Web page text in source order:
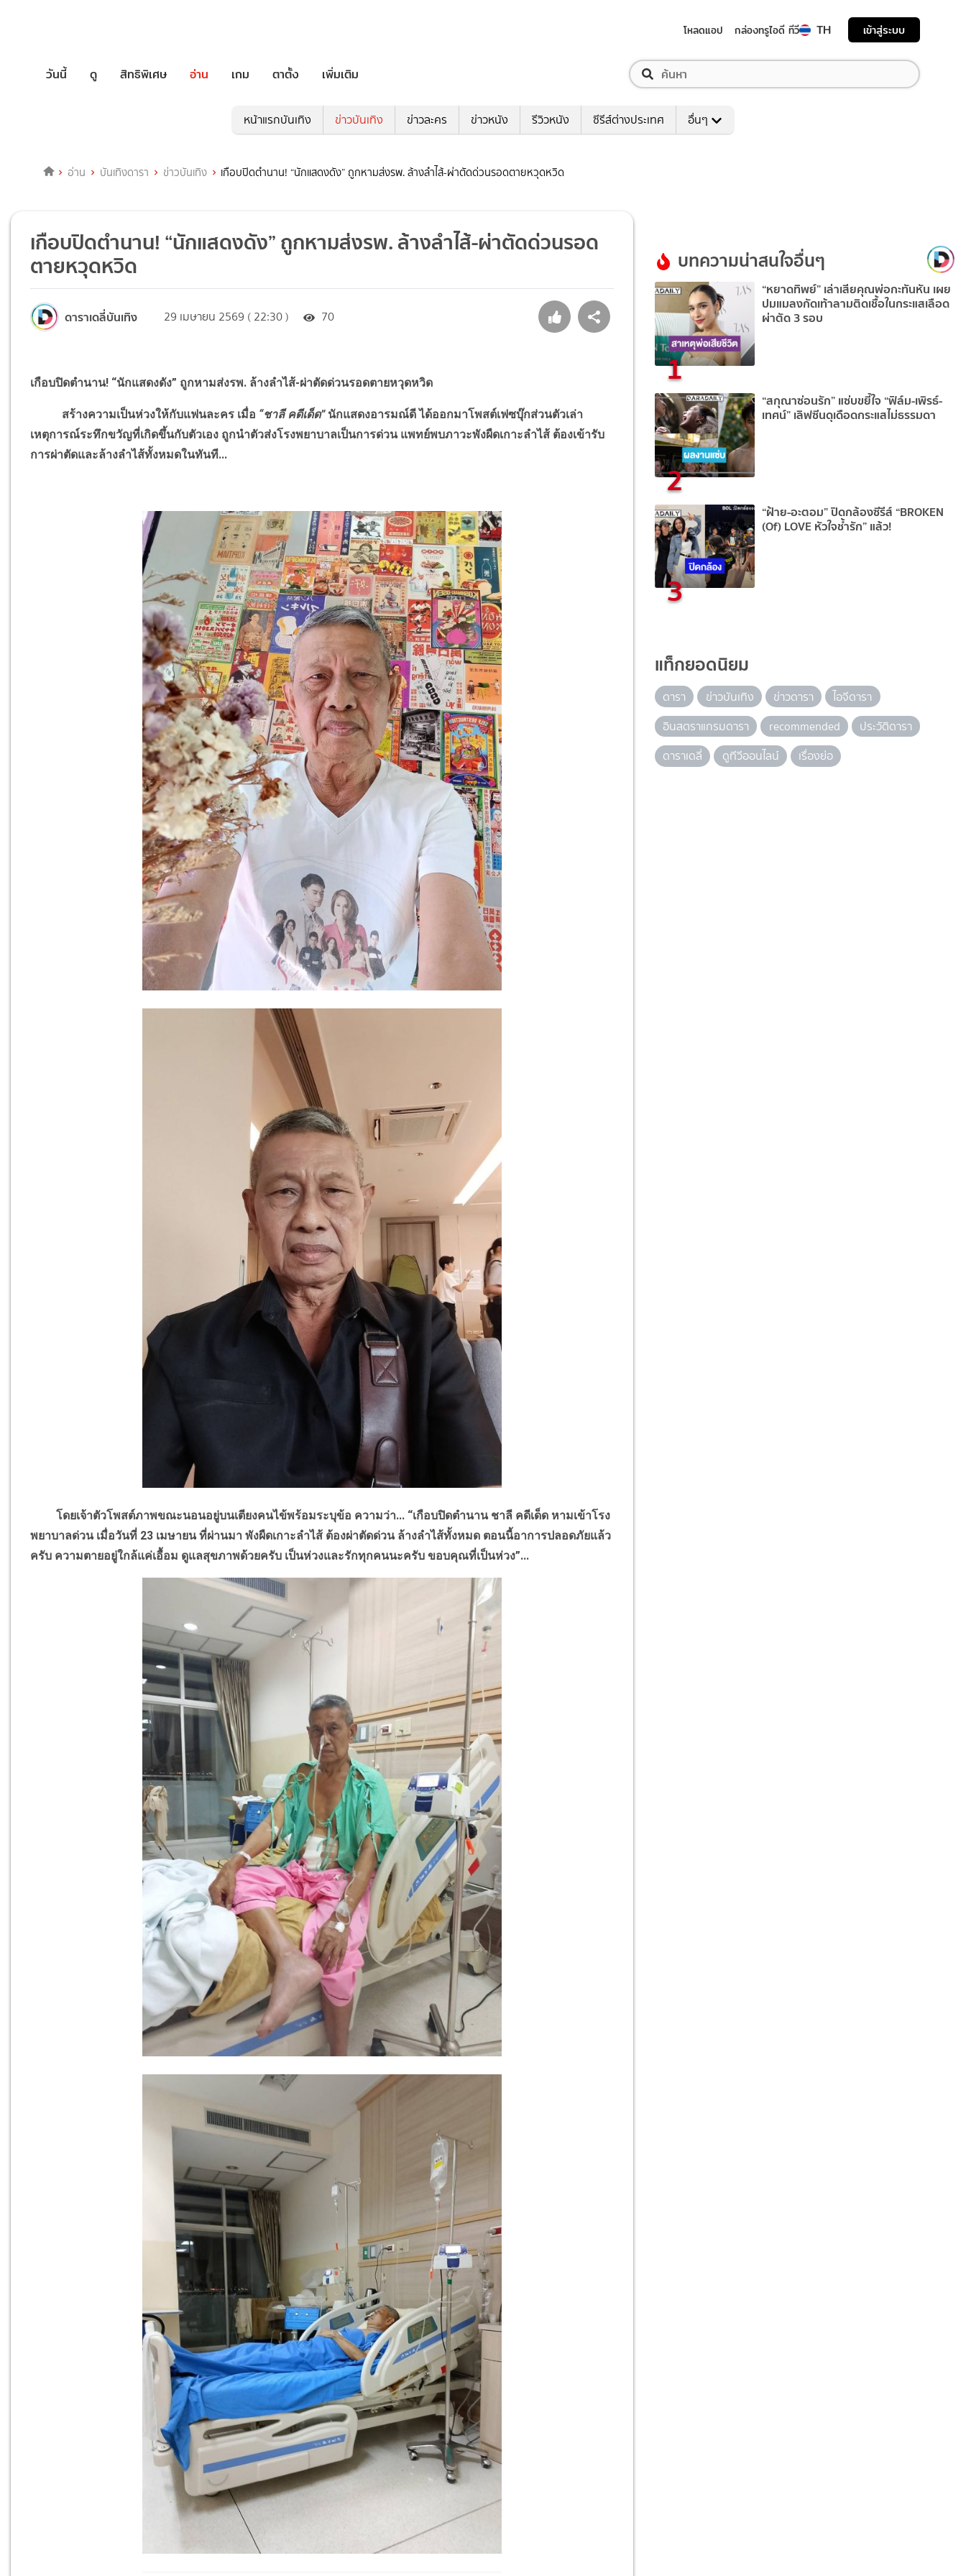
โหลดแอป กล่องทรูไอดี ทีวี TH เข้าสู่ระบบ
วันนี้ ดู สิทธิพิเศษ อ่าน เกม ตาตั้ง เพิ่มเติม
หน้าแรกบันเทิง ข่าวบันเทิง ข่าวละคร ข่าวหนัง รีวิวหนัง ซีรีส์ต่างประเทศ อื่นๆ
อ่าน บันเทิงดารา ข่าวบันเทิง เกือบปิดตำนาน! “นักแสดงดัง” ถูกหามส่งรพ. ล้างลำไส้-ผ่าตัดด่วนรอดตายหวุดหวิด
เกือบปิดตำนาน! “นักแสดงดัง” ถูกหามส่งรพ. ล้างลำไส้-ผ่าตัดด่วนรอด
ตายหวุดหวิด
ดาราเดลี่บันเทิง 29 เมษายน 2569 ( 22:30 ) 70
เกือบปิดตำนาน! “นักแสดงดัง” ถูกหามส่งรพ. ล้างลำไส้-ผ่าตัดด่วนรอดตายหวุดหวิด
สร้างความเป็นห่วงให้กับแฟนละคร เมื่อ “ชาลี คดีเด็ด” นักแสดงอารมณ์ดี ได้ออกมาโพสต์เฟซบุ๊กส่วนตัวเล่า
เหตุการณ์ระทึกขวัญที่เกิดขึ้นกับตัวเอง ถูกนำตัวส่งโรงพยาบาลเป็นการด่วน แพทย์พบภาวะพังผืดเกาะลำไส้ ต้องเข้ารับ
การผ่าตัดและล้างลำไส้ทั้งหมดในทันที...
โดยเจ้าตัวโพสต์ภาพขณะนอนอยู่บนเตียงคนไข้พร้อมระบุข้อ ความว่า... “เกือบปิดตำนาน ชาลี คดีเด็ด หามเข้าโรง
พยาบาลด่วน เมื่อวันที่ 23 เมษายน ที่ผ่านมา พังผืดเกาะลำไส้ ต้องผ่าตัดด่วน ล้างลำไส้ทั้งหมด ตอนนี้อาการปลอดภัยแล้ว
ครับ ความตายอยู่ใกล้แค่เอื้อม ดูแลสุขภาพด้วยครับ เป็นห่วงและรักทุกคนนะครับ ขอบคุณที่เป็นห่วง”...
บทความน่าสนใจอื่นๆ
1
“หยาดทิพย์” เล่าเสียคุณพ่อกะทันหัน เผย
ปมแมลงกัดเท้าลามติดเชื้อในกระแสเลือด
ผ่าตัด 3 รอบ
2
“สกุณาซ่อนรัก” แซ่บขยี้ใจ “ฟิล์ม-เพิรธ์-
เทศน์” เลิฟซีนดุเดือดกระแสไม่ธรรมดา
3
“ฝ้าย-อะตอม” ปิดกล้องซีรีส์ “BROKEN
(Of) LOVE หัวใจช้ำรัก” แล้ว!
แท็กยอดนิยม
ดารา ข่าวบันเทิง ข่าวดารา
ไอจีดารา
อินสตราแกรมดารา
recommended
ประวัติดารา
ดาราเดลี่
ดูทีวีออนไลน์ เรื่องย่อ